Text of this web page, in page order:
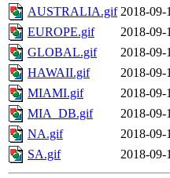
AUSTRALIA.gif 2018-09-
EUROPE.gif
2018-09-
GLOBAL.gif
2018-09-
HAWAII.gif
2018-09-
MIAMI.gif
2018-09-
MIA_DB.gif
2018-09-
NA.gif
2018-09-
SA.gif
2018-09-